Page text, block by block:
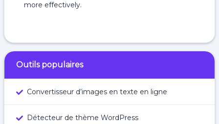
more effectively.
Outils populaires
Convertisseur d’images en texte en ligne
Détecteur de thème WordPress